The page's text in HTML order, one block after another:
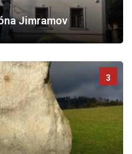
Jimramov
3